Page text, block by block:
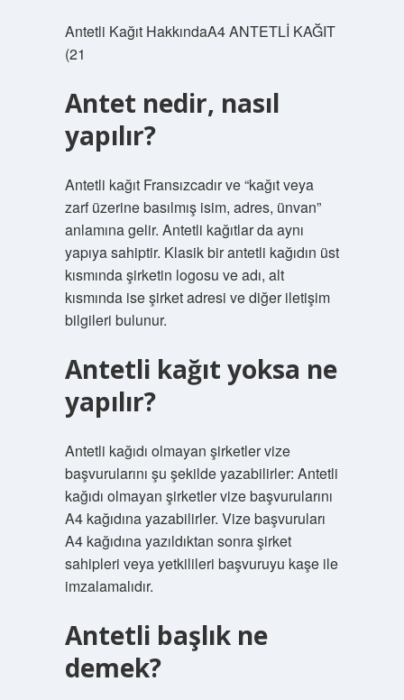
Antetli Kağıt HakkındaA4 ANTETLİ KAĞIT
(21
Antet nedir, nasıl
yapılır?
Antetli kağıt Fransızcadır ve “kağıt veya
zarf üzerine basılmış isim, adres, ünvan”
anlamına gelir. Antetli kağıtlar da aynı
yapıya sahiptir. Klasik bir antetli kağıdın üst
kısmında şirketin logosu ve adı, alt
kısmında ise şirket adresi ve diğer iletişim
bilgileri bulunur.
Antetli kağıt yoksa ne
yapılır?
Antetli kağıdı olmayan şirketler vize
başvurularını şu şekilde yazabilirler: Antetli
kağıdı olmayan şirketler vize başvurularını
A4 kağıdına yazabilirler. Vize başvuruları
A4 kağıdına yazıldıktan sonra şirket
sahipleri veya yetkilileri başvuruyu kaşe ile
imzalamalıdır.
Antetli başlık ne
demek?